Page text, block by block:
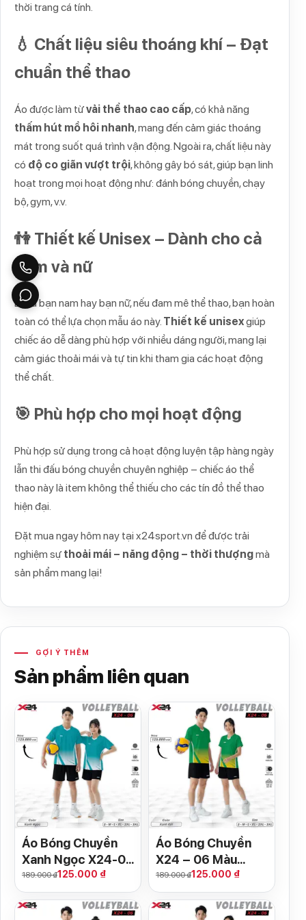
thời trang cá tính.
💧 Chất liệu siêu thoáng khí – Đạt
chuẩn thể thao
Áo được làm từvải thể thao cao cấp, có khả năng
thấm hút mồ hôi nhanh, mang đến cảm giác thoáng
mát trong suốt quá trình vận động. Ngoài ra, chất liệu này
có độ co giãn vượt trội, không gây bó sát, giúp bạn linh
hoạt trong mọi hoạt động như: đánh bóng chuyền, chạy
bộ, gym, v.v.
👫 Thiết kế Unisex – Dành cho cả
nam và nữ
Dù là bạn nam hay bạn nữ, nếu đam mê thể thao, bạn hoàn
toàn có thể lựa chọn mẫu áo này. Thiết kế unisexgiúp
chiếc áo dễ dàng phù hợp với nhiều dáng người, mang lại
cảm giác thoải mái và tự tin khi tham gia các hoạt động
thể chất.
🎯 Phù hợp cho mọi hoạt động
Phù hợp sử dụng trong cả hoạt động luyện tập hàng ngày
lẫn thi đấu bóng chuyền chuyên nghiệp – chiếc áo thể
thao này là item không thể thiếu cho các tín đồ thể thao
hiện đại.
Đặt mua ngay hôm nay tại x24sport.vn để được trải
nghiệm sựthoải mái – năng động – thời thượngmà
sản phẩm mang lại!
GỢI Ý THÊM
Sản phẩm liên quan
Áo Bóng Chuyền
Xanh Ngọc X24-06
– Thiết Kế Năng
Động, Phù Hợp Cả
Nam & Nữ
189.000 ₫125.000 ₫
Áo Bóng Chuyền
X24 – 06 Màu
Xanh Két Năng
Động
189.000 ₫125.000 ₫